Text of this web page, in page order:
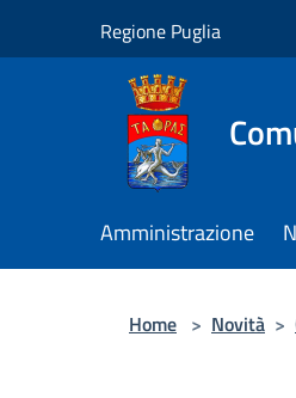
Regione Puglia
Amministrazione
Home > Novità >